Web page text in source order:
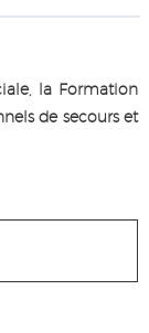
la Formation
de secours et